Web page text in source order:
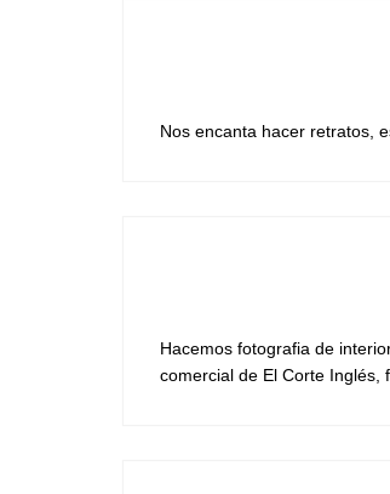
Nos encanta hacer retratos,
Hacemos fotografia de
comercial de El Corte Inglés,